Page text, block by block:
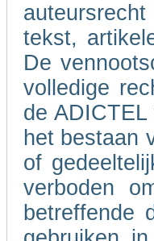
tekst,
De
volledige
de
het bestaan
of
verboden
betreffende